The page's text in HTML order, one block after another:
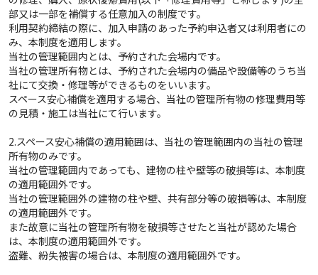
部又は一部を補償する任意加入の制度です。
利用契約締結の際に、加入申請のあった予約申込者又は利用者にの
み、本制度を適用します。
当社の管理範囲内とは、予約された会場内です。
当社の管理所有物とは、予約された会場内の備品や設備等のうち当
社にて交換・修理等ができるものをいいます。
スペース安心補償を適用する場合、当社の管理所有物の修理費用等
の見積・施工は当社にて行います。
2.スペース安心補償の適用範囲は、当社の管理範囲内の当社の管理
所有物のみです。
当社の管理範囲内であっても、建物の柱や壁等の破損等は、本制度
の適用範囲外です。
当社の管理範囲外の建物の柱や壁、共有部分等の破損等は、本制度
の適用範囲外です。
また故意に当社の管理所有物を破損等させたと当社が認めた場合
は、本制度の適用範囲外です。
盗難、紛失被害の場合は、本制度の適用範囲外です。